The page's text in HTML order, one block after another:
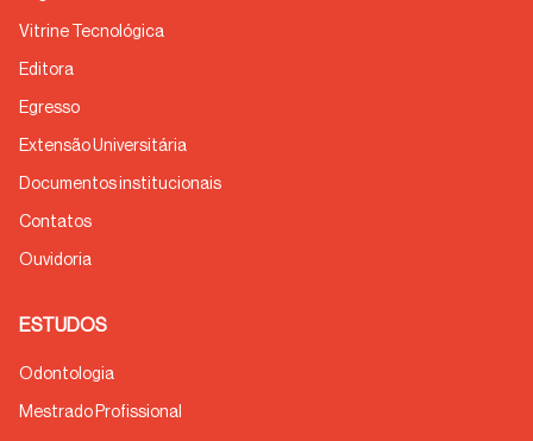
Vitrine Tecnológica
Editora
Egresso
Extensão Universitária
Documentos institucionais
Contatos
Ouvidoria
ESTUDOS
Odontologia
Mestrado Profissional